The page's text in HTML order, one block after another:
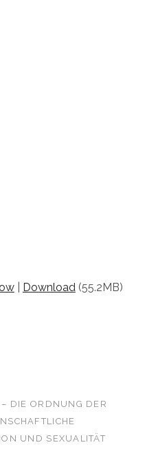
| Download(55.2MB)
DIE ORDNUNG DER
UND SEXUALITÄT